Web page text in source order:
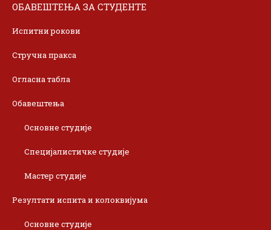
ОБАВЕШТЕЊА ЗА СТУДЕНТЕ
Испитни рокови
Стручна пракса
Огласна табла
Обавештења
Основне студије
Специјалистичке студије
Мастер студије
Резултати испита и колоквијума
Основне студије